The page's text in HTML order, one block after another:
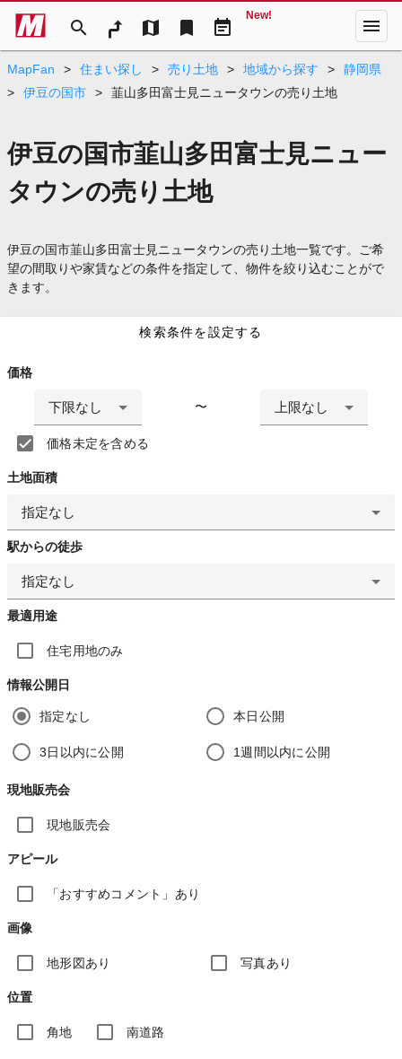
search map bookmark event_note
New! menu
MapFan > 住まい探し > 売り土地 > 地域から探す >
静岡県
>
伊豆の国市 > 韮山多田富士見ニュータウンの売り土地
伊豆の国市韮山多田富士見ニュー
タウンの売り土地
伊豆の国市韮山多田富士見ニュータウンの売り土地一覧です。ご希
望の間取りや家賃などの条件を指定して、物件を絞り込むことがで
きます。
検索条件を設定する
価格
下限なし 〜 上限なし
価格未定を含める
土地面積
指定なし
駅からの徒歩
指定なし
最適用途
住宅用地のみ
情報公開日
指定なし 本日公開
3日以内に公開 1週間以内に公開
現地販売会
現地販売会
アピール
「おすすめコメント」あり
画像
地形図あり 写真あり
位置
角地 南道路